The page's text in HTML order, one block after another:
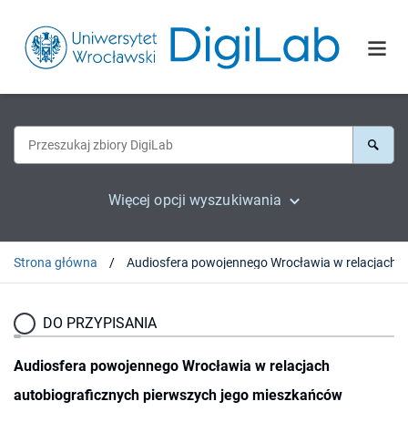
Więcej opcji wyszukiwania
Strona główna
DO PRZYPISANIA
Audiosfera powojennego Wrocławia w relacjach
autobiograficznych pierwszych jego mieszkańców